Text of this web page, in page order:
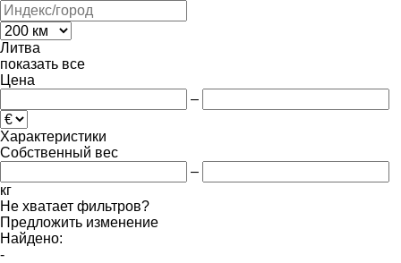
Литва
показать все
Цена
–
Характеристики
Собственный вес
–
кг
Не хватает фильтров?
Предложить изменение
Найдено:
-